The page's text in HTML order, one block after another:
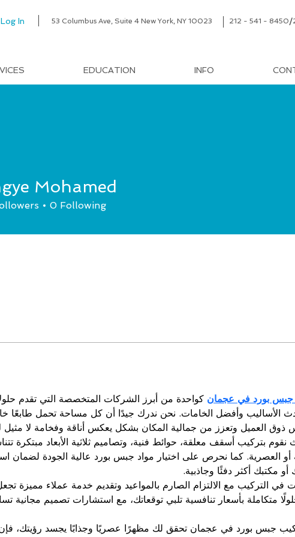
Log In 53 Columbus Ave, Suite 4 New York, NY 10023 212 - 541 - 8450/
EDUCATION INFO
جبس بورد في عجمان كواحدة من أبرز الشركات المتخصصة التي تقدم
الأساليب وأفضل الخامات. نحن ندرك جيدًا أن كل مساحة تحمل طابعًا
العميل وتعزز من جمالية المكان بشكل يعكس أناقة وفخامة لا مثيل
نقوم بتركيب أسقف معلقة، حوائط فنية، وتصاميم ثلاثية الأبعاد مبتكرة
أو العصرية. كما نحرص على اختيار مواد جبس بورد عالية الجودة لضمان
مكتبك أكثر دفئًا وجاذبية.
في التركيب مع الالتزام الصارم بالمواعيد وتقديم خدمة عملاء مميزة
متكاملة بأسعار تنافسية تلبي توقعاتك، مع استشارات تصميم مجانية
جبس بورد في عجمان تحقق لك مظهرًا عصريًا وجذابًا يجسد رؤيتك،
Mohamed
0 Following